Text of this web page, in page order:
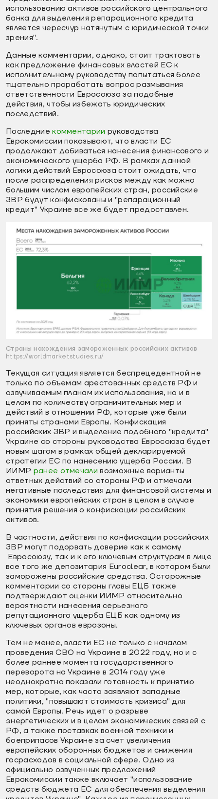
использованию активов российского центрального
банка для выделения репарационного кредита
является чересчур натянутым с юридической точки
зрения".
Данные комментарии, однако, стоит трактовать
как предложение финансовых властей ЕС к
исполнительному руководству попытаться более
тщательно проработать вопрос размывания
ответственности Евросоюза за подобные
действия, чтобы избежать юридических
последствий.
Последниекомментарии руководства
Еврокомиссии показывают, что власти ЕС
продолжают добиваться нанесения финансового и
экономического ущерба РФ. В рамках данной
логики действий Евросоюза стоит ожидать, что
после распределения рисков между как можно
большим числом европейских стран, российские
ЗВР будут конфискованы и "репарационный
кредит" Украине все же будет предоставлен.
Страны нахождения замороженных российских активов
https://worldmarketstudies.ru/
Текущая ситуация является беспрецедентной не
только по объемам арестованных средств РФ и
озвучиваемым планам их использования, но и в
целом по количеству ограничительных мер и
действий в отношении РФ, которые уже были
приняты странами Европы. Конфискация
российских ЗВР и выделение подобного "кредита"
Украине со стороны руководства Евросоюза будет
новым шагом в рамках общей декларируемой
стратегии ЕС по нанесению ущерба России. В
ИИМР ранее отмечали возможные варианты
ответных действий со стороны РФ и отмечали
негативные последствия для финансовой системы и
экономики европейских стран в целом в случае
принятия решения о конфискации российских
активов.
В частности, действия по конфискации российских
ЗВР могут подорвать доверие как к самому
Евросоюзу, так и к его ключевым структурам в лице
все того же депозитария Euroclear, в котором были
заморожены российские средства. Осторожные
комментарии со стороны главы ЕЦБ также
подтверждают оценки ИИМР относительно
вероятности нанесения серьезного
репутационного ущерба ЕЦБ как одному из
ключевых органов еврозоны.
Тем не менее, власти ЕС не только с началом
проведения СВО на Украине в 2022 году, но и с
более раннее момента государственного
переворота на Украине в 2014 году уже
неоднократно показали готовность к принятию
мер, которые, как часто заявляют западные
политики, "повышают стоимость кризиса" для
самой Европы. Речь идет о разрыве
энергетических и в целом экономических связей с
РФ, а также поставках военной техники и
боеприпасов Украине за счет увеличения
европейских оборонных бюджетов и снижения
госрасходов в социальной сфере. Одно из
официально озвученных предложений
Еврокомиссии также включает "использование
средств бюджета ЕС для обеспечения выделения